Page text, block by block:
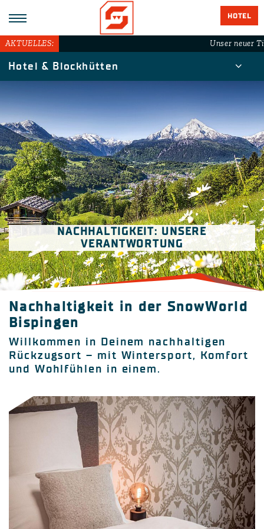
HOTEL
NACHHALTIGKEIT: UNSERE
VERANTWORTUNG
Hotel & Blockhütten
Nachhaltigkeit in der SnowWorld
Bispingen
Willkommen in Deinem nachhaltigen
Rückzugsort – mit Wintersport, Komfort
und Wohlfühlen in einem.
AKTUELLES: Unser neuer